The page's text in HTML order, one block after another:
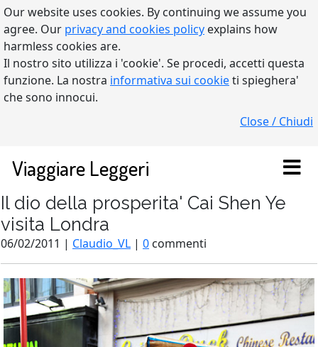
Our website uses cookies. By continuing we assume you
agree. Our privacy and cookies policy explains how
harmless cookies are.
Il nostro sito utilizza i 'cookie'. Se procedi, accetti questa
funzione. La nostra informativa sui cookieti spieghera'
che sono innocui.
Close / Chiudi
Viaggiare Leggeri
Il dio della prosperita' Cai Shen Ye
visita Londra
06/02/2011 | Claudio_VL | 0 commenti